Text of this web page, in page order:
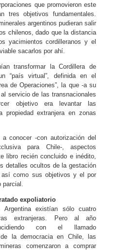
que promovieron este
tres objetivos fundamentales.
argentinos pudieran salir
chilenos, dado que la distancia
yacimientos cordilleranos y el
sacarlos por ahí.
transformar la Cordillera de
“país virtual”, definida en el
de Operaciones”, la que -a su
servicio de las transnacionales
objetivo era levantar las
propiedad extranjera en zonas
a conocer -con autorización del
para Chile-, aspectos
libro recién concluido e inédito,
detalles ocultos de la gestación
así como sus objetivos y el por
expoliatorio
Argentina existían sólo cuatro
extranjeras. Pero al año
con el llamado
de la democracia en Chile, las
comenzaron a comprar